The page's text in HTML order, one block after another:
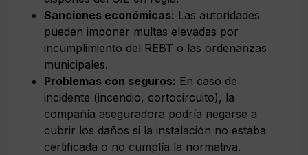
Sanciones económicas: Las autoridades
pueden imponer multas elevadas por
incumplimiento del REBT o las ordenanzas
municipales.
Problemas con seguros: En caso de
incidente (incendio, cortocircuito), la
compañía aseguradora podría negarse a
cubrir los daños si la instalación no estaba
certificada o no cumplía la normativa.